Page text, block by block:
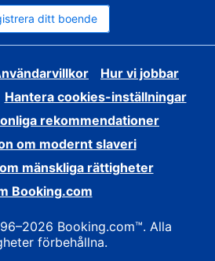
ditt boende
Hur vi jobbar
Hantera cookies-inställningar
rekommendationer
om modernt slaveri
mänskliga rättigheter
Booking.com
Booking.com™. Alla
förbehållna.